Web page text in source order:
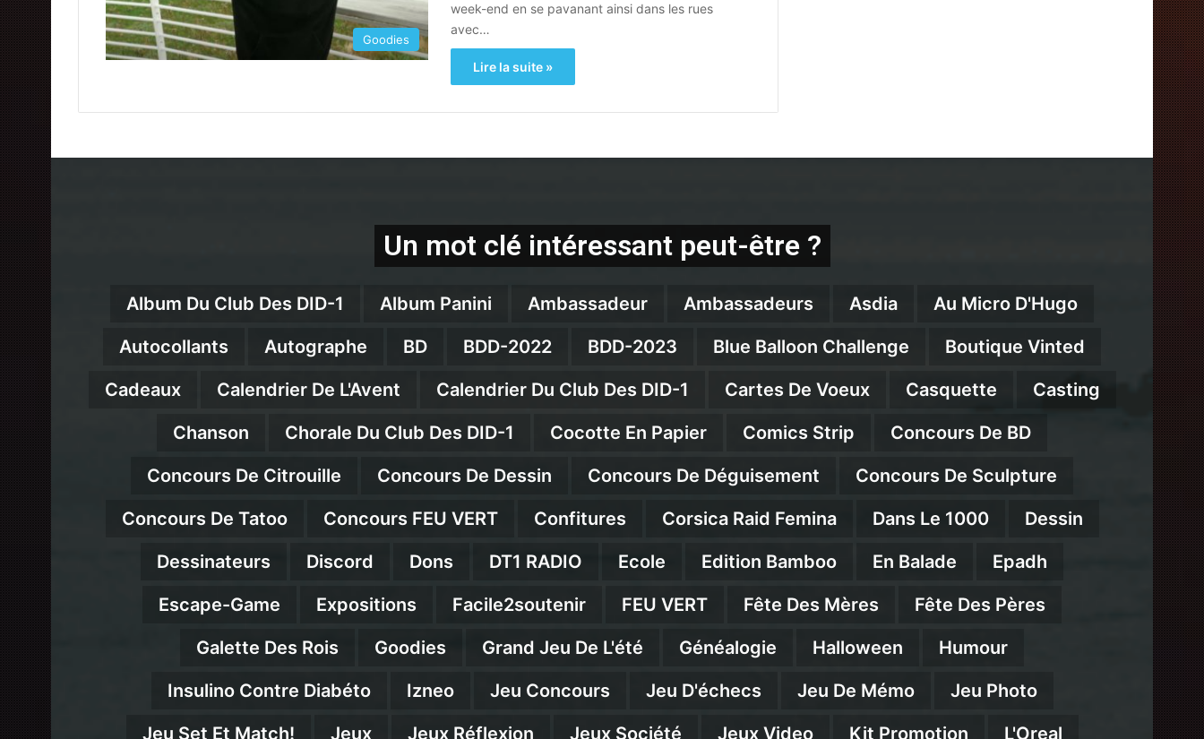
Goodies
week-end en se pavanant ainsi dans les rues
avec…
Lire la suite »
Un mot clé intéressant peut-être ?
Album Du Club Des DID-1 Album Panini Ambassadeur Ambassadeurs Asdia
Au Micro D'Hugo
Autocollants
Autographe BD BDD-2022 BDD-2023 Blue Balloon Challenge
Boutique Vinted
Cadeaux
Calendrier De L'Avent Calendrier Du Club Des DID-1 Cartes De Voeux Casquette
Casting
Chanson
Chorale Du Club Des DID-1 Cocotte En Papier Comics Strip
Concours De BD
Concours De Citrouille
Concours De Dessin Concours De Déguisement
Concours De Sculpture
Concours De Tatoo
Concours FEU VERT Confitures Corsica Raid Femina Dans Le 1000
Dessin
Dessinateurs
Discord Dons DT1 RADIO Ecole Edition Bamboo En Balade
Epadh
Escape-Game
Expositions Facile2soutenir FEU VERT Fête Des Mères
Fête Des Pères
Galette Des Rois
Goodies Grand Jeu De L'été Généalogie Halloween
Humour
Insulino Contre Diabéto
Izneo Jeu Concours Jeu D'échecs Jeu De Mémo
Jeu Photo
Jeu Set Et Match!
Jeux Jeux Réflexion Jeux Société Jeux Video Kit Promotion L'Oreal